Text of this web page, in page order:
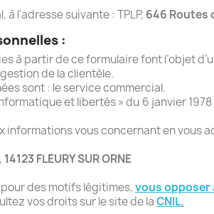
l'adresse suivante : TPLP, 646 Routes
:
à partir de ce formulaire font l’objet
de la clientèle.
sont : le service commercial.
et libertés » du 6 janvier
informations vous concernant en vous
FLEURY SUR ORNE
des motifs légitimes,vous opposer
vos droits sur le site de laCNIL.